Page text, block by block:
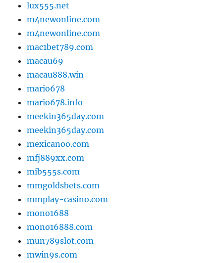
lux555.net
m4newonline.com
m4newonline.com
mac1bet789.com
macau69
macau888.win
mario678
mario678.info
meekin365day.com
meekin365day.com
mexicanoo.com
mfj889xx.com
mib555s.com
mmgoldsbets.com
mmplay-casino.com
mono1688
mono16888.com
mun789slot.com
mwin9s.com